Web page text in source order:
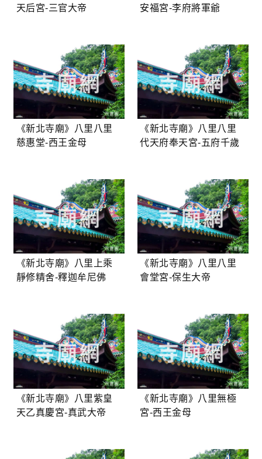
天后宮-三官大帝
安福宮-李府將軍爺
《新北寺廟》八里八里
慈惠堂-西王金母
《新北寺廟》八里八里
代天府奉天宮-五府千歲
《新北寺廟》八里上乘
靜修精舍-釋迦牟尼佛
《新北寺廟》八里八里
會堂宮-保生大帝
《新北寺廟》八里紫皇
天乙真慶宮-真武大帝
《新北寺廟》八里無極
宮-西王金母